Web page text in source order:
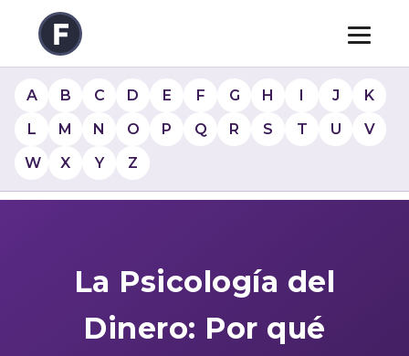
A B C D E F G H I J
K
L
M N O P Q R S T U
V
W
X Y Z
La Psicología del
Dinero: Por qué